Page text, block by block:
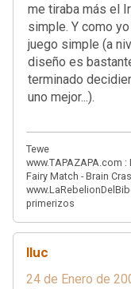
me tiraba más el
simple. Y como
juego simple (a
diseño es
terminado
uno mejor...).
Tewe
www.TAPAZAPA.com
Fairy Match - Brain
primerizos
lluc
24 de Enero de